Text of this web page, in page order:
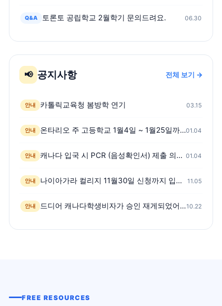
Q&A 토론토 공립학교 2월학기 문의드려요. 06.30
📢 공지사항 전체 보기 →
안내 카톨릭교육청 봄방학 연기 03.15
안내 온타리오 주 고등학교 1월4일 ~ 1월25일까지 온라인 수업01.04
안내 캐나다 입국 시 PCR (음성확인서) 제출 의무화 시행 01.04
안내 나이아가라 컬리지 11월30일 신청까지 입학신청금 면제 11.05
안내 드디어 캐나다학생비자가 승인 재게되었어요! -스캇쌤 팩트체크 영상첨부10.22
FREE RESOURCES